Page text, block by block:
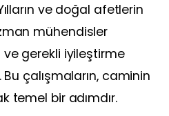
ve doğal afetlerin
mühendisler
gerekli iyileştirme
Bu çalışmaların, caminin
temel bir adımdır.